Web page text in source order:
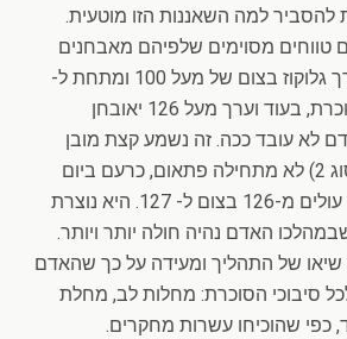
להסביר למה השאננות הזו מוטעית.
טווחים מסוימים שלפיהם מאבחנים
מחלות. כך כאמור, ערך גלוקוז בצום של מעל 100 ומתחת ל-
126 יאובחן כטרום סוכרת, בעוד וערך מעל 126 יאובחן
לא עובד ככה. זה נשמע קצת מובן
מאליו, אבל סוכרת (סוג 2) לא מתחילה פתאום, כרעם ביום
בהיר, כשערכי הסוכר עולים מ-126 בצום ל- 127. היא נוצרת
האדם נהיה חולה יותר ויותר.
של התהליך ומעידה על כך שהאדם
סיבוכי הסוכרת: מחלות לב, מחלת
כפי שהוכיחו עשרות מחקרים.